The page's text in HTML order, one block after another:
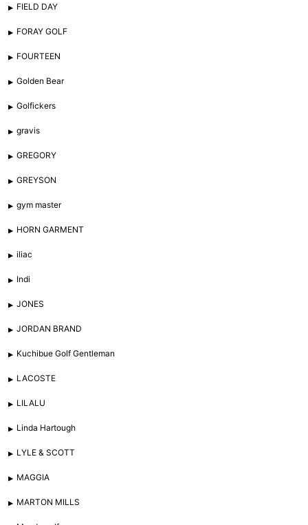
FIELD DAY
FORAY GOLF
FOURTEEN
Golden Bear
Golfickers
gravis
GREGORY
GREYSON
gym master
HORN GARMENT
iliac
Indi
JONES
JORDAN BRAND
Kuchibue Golf Gentleman
LACOSTE
LILALU
Linda Hartough
LYLE & SCOTT
MAGGIA
MARTON MILLS